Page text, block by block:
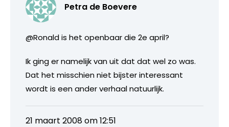
Petra de Boevere
@Ronald is het openbaar die 2e april?
Ik ging er namelijk van uit dat dat wel zo was.
Dat het misschien niet bijster interessant
wordt is een ander verhaal natuurlijk.
21 maart 2008 om 12:51